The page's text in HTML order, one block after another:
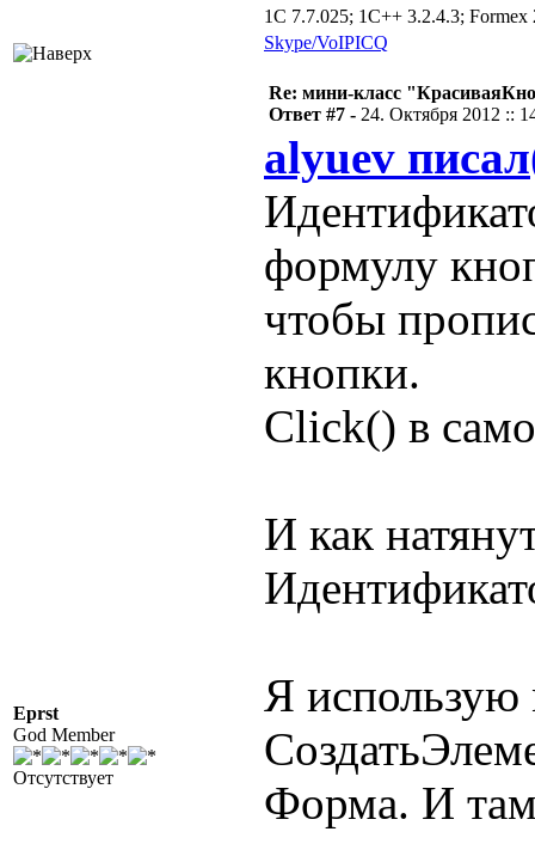
1C 7.7.025; 1C++ 3.2.4.3; Formex
Skype/VoIPICQ
Eprst
God Member
Отсутствует
Re: мини-класс
Ответ #7 - 24. Октября 2012 ::
alyuev
формулу
чтобы
кнопки.
Click() в
И как
Я использую
Форма. И